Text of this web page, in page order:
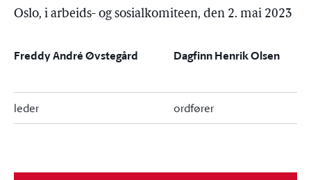
Oslo, i arbeids- og sosialkomiteen, den 2. mai 2023
Freddy André Øvstegård Dagfinn Henrik Olsen
leder ordfører